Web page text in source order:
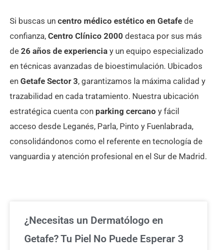
Si buscas un centro médico estético en Getafe de
confianza, Centro Clínico 2000 destaca por sus más
de 26 años de experiencia y un equipo especializado
en técnicas avanzadas de bioestimulación. Ubicados
en Getafe Sector 3, garantizamos la máxima calidad y
trazabilidad en cada tratamiento. Nuestra ubicación
estratégica cuenta con parking cercano y fácil
acceso desde Leganés, Parla, Pinto y Fuenlabrada,
consolidándonos como el referente en tecnología de
vanguardia y atención profesional en el Sur de Madrid.
¿Necesitas un Dermatólogo en
Getafe? Tu Piel No Puede Esperar 3